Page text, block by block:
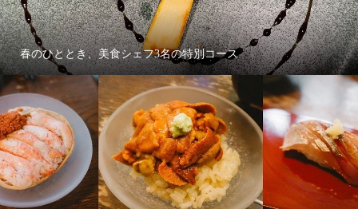
春のひととき、美食シェフ3名の特別コース